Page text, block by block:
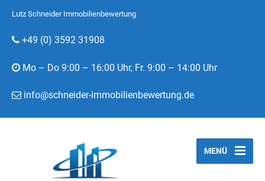
Lutz Schneider Immobilienbewertung
+49 (0) 3592 31908
Mo – Do 9:00 – 16:00 Uhr, Fr. 9:00 – 14:00 Uhr
info@schneider-immobilienbewertung.de
MENÜ